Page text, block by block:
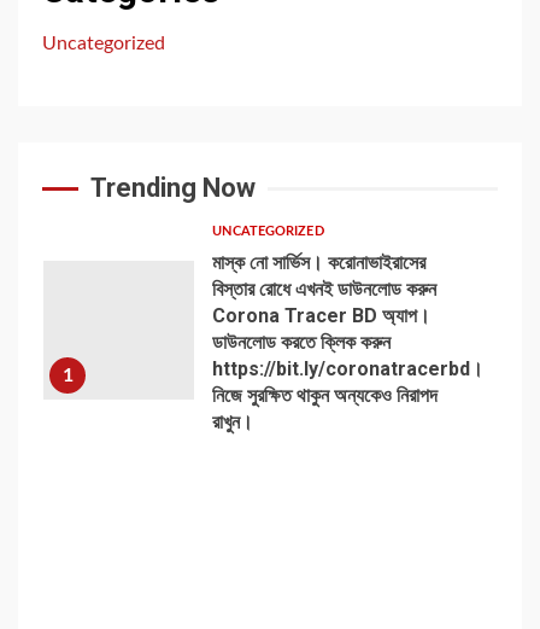
Uncategorized
Trending Now
1
UNCATEGORIZED
মাস্ক নো সার্ভিস। করোনাভাইরাসের
বিস্তার রোধে এখনই ডাউনলোড করুন
Corona Tracer BD অ্যাপ।
ডাউনলোড করতে ক্লিক করুন
https://bit.ly/coronatracerbd।
নিজে সুরক্ষিত থাকুন অন্যকেও নিরাপদ
রাখুন।